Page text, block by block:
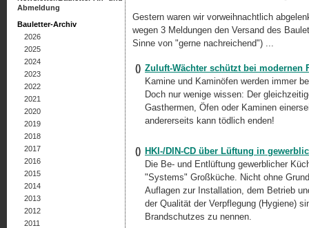
Gestern waren wir vorweihnachtlich
wegen 3 Meldungen den Versand des
Sinne von "gerne nachreichend") ...
() Zuluft-Wächter schützt bei modernen
Kamine und Kaminöfen werden immer
Doch nur wenige wissen: Der
Gasthermen, Öfen oder Kaminen
andererseits kann tödlich enden!
() HKI-/DIN-CD über Lüftung in
Die Be- und Entlüftung gewerblicher
"Systems" Großküche. Nicht ohne
Auflagen zur Installation, dem Betrieb
der Qualität der Verpflegung (Hygiene)
Brandschutzes zu nennen.
Abmeldung
Bauletter-Archiv
2026
2025
2024
2023
2022
2021
2020
2019
2018
2017
2016
2015
2014
2013
2012
2011